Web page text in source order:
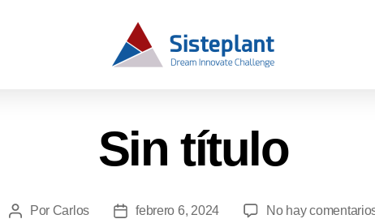
Sin título
Por Carlos febrero 6, 2024 No hay